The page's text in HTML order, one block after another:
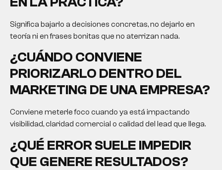
Significa bajarlo a decisiones concretas, no dejarlo en
teoría ni en frases bonitas que no aterrizan nada.
¿CUÁNDO CONVIENE
PRIORIZARLO DENTRO DEL
MARKETING DE UNA EMPRESA?
Conviene meterle foco cuando ya está impactando
visibilidad, claridad comercial o calidad del lead que llega.
¿QUÉ ERROR SUELE IMPEDIR
QUE GENERE RESULTADOS?